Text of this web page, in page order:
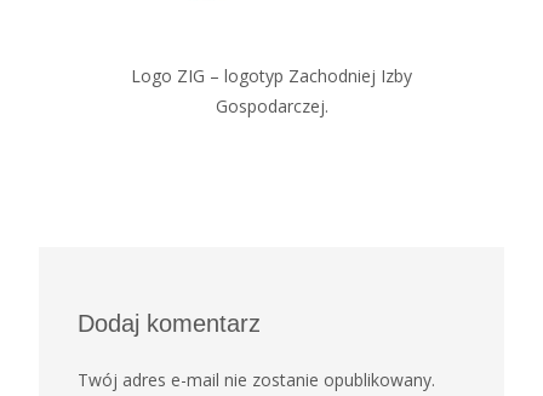
Logo ZIG – logotyp Zachodniej Izby
Gospodarczej.
Dodaj komentarz
Twój adres e-mail nie zostanie opublikowany.